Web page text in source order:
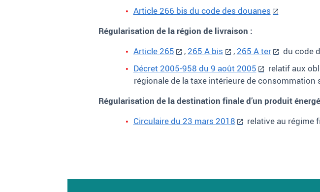
Article 266 bis du code des douanes
Régularisation de la région de livraison :
Article 265
, 265 A bis , 265 A ter du code
Décret 2005-958 du 9 août 2005
relatif aux
régionale de la taxe intérieure de
Régularisation de la destination finale d’un produit
Circulaire du 23 mars 2018
relative au régime